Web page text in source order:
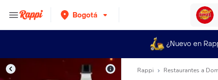
Bogotá
¿Nuevo en
Rappi Restaurantes a